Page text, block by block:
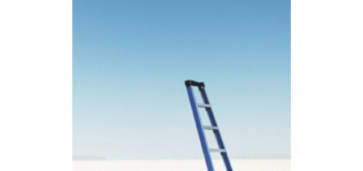
AGGIUNGI AL CARRELLO